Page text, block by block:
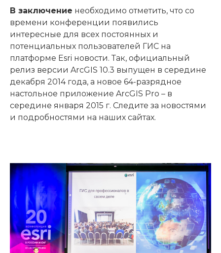
В заключение необходимо отметить, что со
времени конференции появились
интересные для всех постоянных и
потенциальных пользователей ГИС на
платформе Esri новости. Так, официальный
релиз версии ArcGIS 10.3 выпущен в середине
декабря 2014 года, а новое 64-разрядное
настольное приложение ArcGIS Pro – в
середине января 2015 г. Следите за новостями
и подробностями на наших сайтах.